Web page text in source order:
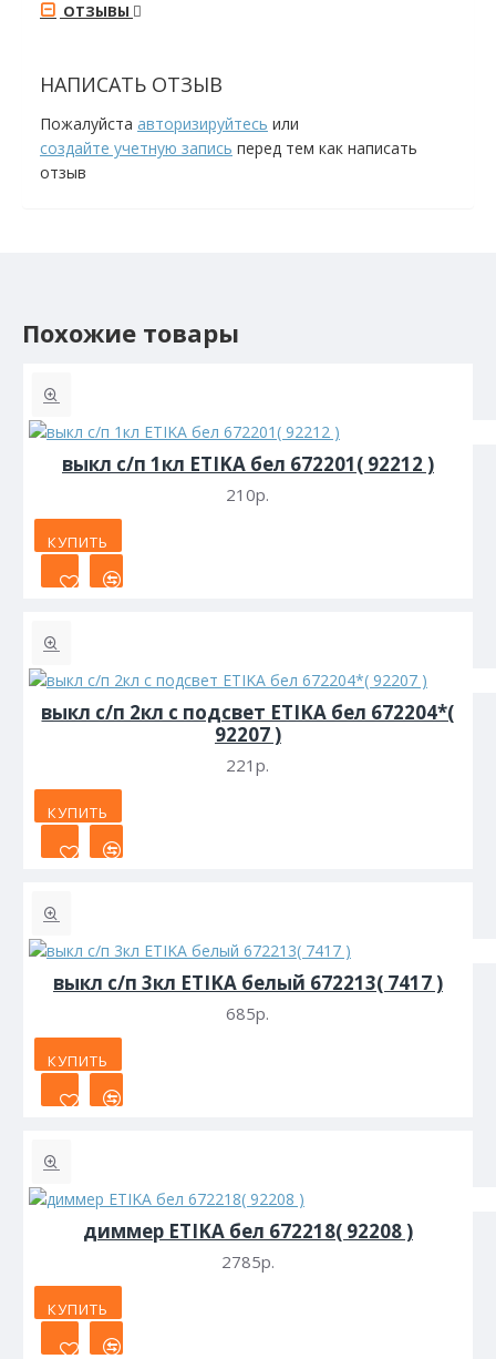
ОТЗЫВЫ
НАПИСАТЬ ОТЗЫВ
Пожалуйста авторизируйтесь или
создайте учетную запись перед тем как написать
отзыв
Похожие товары
выкл с/п 1кл ETIKA бел 672201( 92212 )
210р.
КУПИТЬ
выкл с/п 2кл с подсвет ETIKA бел 672204*(
92207 )
221р.
КУПИТЬ
выкл с/п 3кл ETIKA белый 672213( 7417 )
685р.
КУПИТЬ
диммер ETIKA бел 672218( 92208 )
2785р.
КУПИТЬ